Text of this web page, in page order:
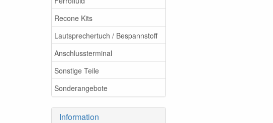
Recone Kits
Lautsprechertuch / Bespannstoff
Anschlussterminal
Sonstige Teile
Sonderangebote
Information